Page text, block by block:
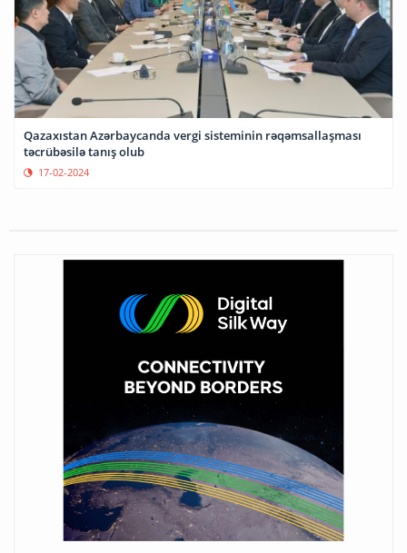
Qazaxıstan Azərbaycanda vergi sisteminin rəqəmsallaşması
təcrübəsilə tanış olub
17-02-2024